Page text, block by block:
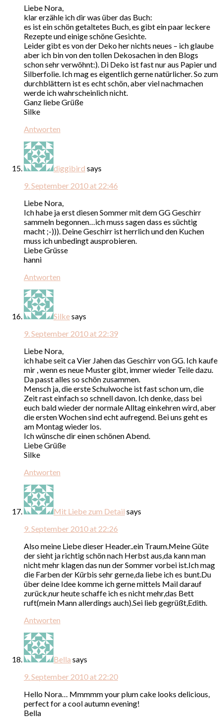
Liebe Nora,
klar erzähle ich dir was über das Buch:
es ist ein schön getaltetes Buch, es gibt ein paar leckere
Rezepte und einige schöne Gesichte.
Leider gibt es von der Deko her nichts neues – ich glaube
aber ich bin von den tollen Dekosachen in den Blogs
schon sehr verwöhnt:). Di Deko ist fast nur aus Papier und
Silberfolie. Ich mag es eigentlich gerne natürlicher. So zum
durchblättern ist es echt schön, aber viel nachmachen
werde ich wahrscheinlich nicht.
Ganz liebe Grüße
Silke
Antworten
diggibird says
9. September 2010 at 22:46
Liebe Nora,
Ich habe ja erst diesen Sommer mit dem GG Geschirr
sammeln begonnen…ich muss sagen dass es süchtig
macht ;-))). Deine Geschirr ist herrlich und den Kuchen
muss ich unbedingt ausprobieren.
Liebe Grüsse
hanni
Antworten
Silkesays
9. September 2010 at 22:39
Liebe Nora,
ich habe seit ca Vier Jahen das Geschirr von GG. Ich kaufe
mir , wenn es neue Muster gibt, immer wieder Teile dazu.
Da passt alles so schön zusammen.
Mensch ja, die erste Schulwoche ist fast schon um, die
Zeit rast einfach so schnell davon. Ich denke, dass bei
euch bald wieder der normale Alltag einkehren wird, aber
die ersten Wochen sind echt aufregend. Bei uns geht es
am Montag wieder los.
Ich wünsche dir einen schönen Abend.
Liebe Grüße
Silke
Antworten
Mit Liebe zum Detail says
9. September 2010 at 22:26
Also meine Liebe dieser Header..ein Traum.Meine Güte
der sieht ja richtig schön nach Herbst aus,da kann man
nicht mehr klagen das nun der Sommer vorbei ist.Ich mag
die Farben der Kürbis sehr gerne,da liebe ich es bunt.Du
über deine Idee komme ich gerne mittels Mail darauf
zurück,nur heute schaffe ich es nicht mehr,das Bett
ruft(mein Mann allerdings auch).Sei lieb gegrüßt,Edith.
Antworten
Bella says
9. September 2010 at 22:20
Hello Nora… Mmmmm your plum cake looks delicious,
perfect for a cool autumn evening!
Bella